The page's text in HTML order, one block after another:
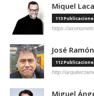
Miquel
113
https://
José
112
http://
Miguel